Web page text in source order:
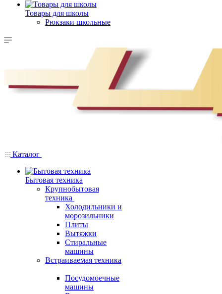
Товары для школы
Рюкзаки школьные
Каталог
Бытовая техника
Крупнобытовая
техника
Холодильники и
морозильники
Плиты
Вытяжки
Стиральные
машины
Встраиваемая техника
Посудомоечные
машины